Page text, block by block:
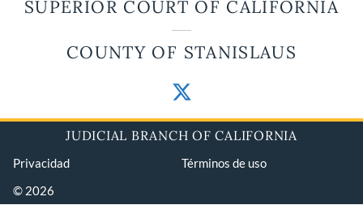
SUPERIOR COURT OF CALIFORNIA
COUNTY OF STANISLAUS
JUDICIAL BRANCH OF CALIFORNIA
Privacidad
Términos de uso
© 2026